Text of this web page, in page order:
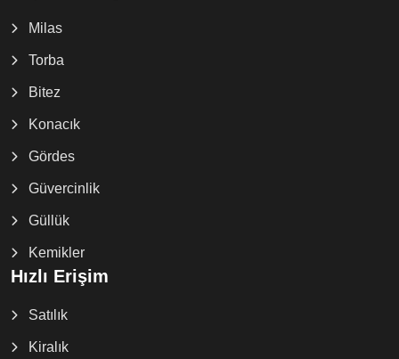
Milas
Torba
Bitez
Konacık
Gördes
Güvercinlik
Güllük
Kemikler
Hızlı Erişim
Satılık
Kiralık